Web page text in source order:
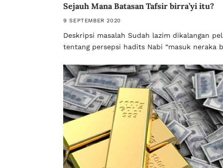
Sejauh Mana Batasan Tafsir birra’yi itu?
9 SEPTEMBER 2020
Deskripsi masalah Sudah lazim dikalangan
tentang persepsi hadits Nabi “masuk neraka